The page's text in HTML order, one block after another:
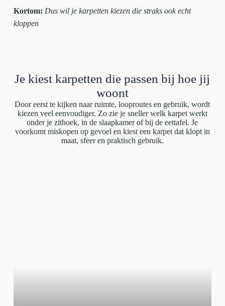
Kortom: Dus wil je karpetten kiezen die straks ook echt
kloppen
Je kiest karpetten die passen bij hoe jij
woont
Door eerst te kijken naar ruimte, looproutes en gebruik, wordt
kiezen veel eenvoudiger. Zo zie je sneller welk karpet werkt
onder je zithoek, in de slaapkamer of bij de eettafel. Je
voorkomt miskopen op gevoel en kiest een karpet dat klopt in
maat, sfeer en praktisch gebruik.